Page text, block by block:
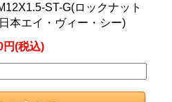
ST-G(ロックナット
本エイ・ヴィー・シー)
円(税込)